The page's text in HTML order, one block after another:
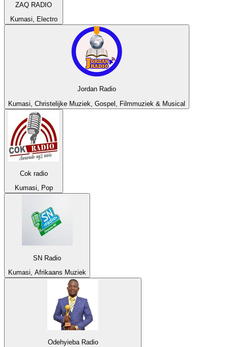
ZAQ RADIO
Kumasi, Electro
Jordan Radio
Kumasi, Christelijke Muziek, Gospel, Filmmuziek & Musical
Cok radio
Kumasi, Pop
SN Radio
Kumasi, Afrikaans Muziek
Odehyieba Radio